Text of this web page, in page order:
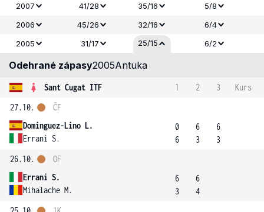
2007
41/28 35/16
5/8
2006
45/26 32/16 6/4
2005
31/17 25/15 6/2
Odehrané zápasy2005Antuka
Sant Cugat ITF 1 2 3
Kurs
27.10.
Dominguez-Lino L.
Errani S.
ČF
0
6
6
3
6
3
26.10.
Errani S.
Mihalache M.
OF
6
3
6
4